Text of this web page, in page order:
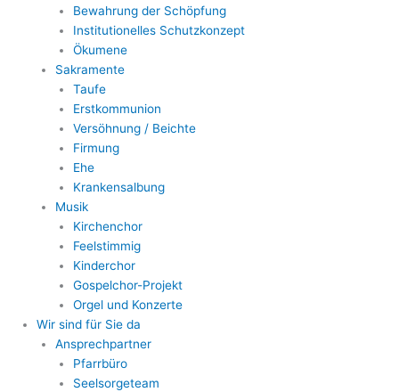
Bewahrung der Schöpfung
Institutionelles Schutzkonzept
Ökumene
Sakramente
Taufe
Erstkommunion
Versöhnung / Beichte
Firmung
Ehe
Krankensalbung
Musik
Kirchenchor
Feelstimmig
Kinderchor
Gospelchor-Projekt
Orgel und Konzerte
Wir sind für Sie da
Ansprechpartner
Pfarrbüro
Seelsorgeteam